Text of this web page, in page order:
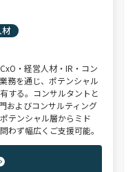
材
・経営人材・IR・コン
務を通じ、ポテンシャル
する。コンサルタントと
およびコンサルティング
テンシャル層からミド
わず幅広くご支援可能。